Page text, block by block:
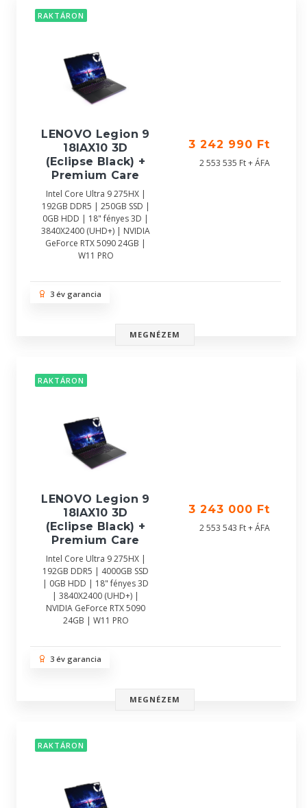
RAKTÁRON
LENOVO Legion 9
18IAX10 3D
(Eclipse Black) +
Premium Care
Intel Core Ultra 9 275HX |
192GB DDR5 | 250GB SSD |
0GB HDD | 18" fényes 3D |
3840X2400 (UHD+) | NVIDIA
GeForce RTX 5090 24GB |
W11 PRO
3 242 990 Ft
2 553 535 Ft + ÁFA
3 év garancia
MEGNÉZEM
RAKTÁRON
LENOVO Legion 9
18IAX10 3D
(Eclipse Black) +
Premium Care
Intel Core Ultra 9 275HX |
192GB DDR5 | 4000GB SSD
| 0GB HDD | 18" fényes 3D
| 3840X2400 (UHD+) |
NVIDIA GeForce RTX 5090
24GB | W11 PRO
3 243 000 Ft
2 553 543 Ft + ÁFA
3 év garancia
MEGNÉZEM
RAKTÁRON